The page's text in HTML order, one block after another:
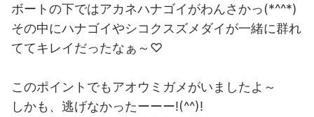
ボートの下ではアカネハナゴイがわんさかっ(*^^*)
その中にハナゴイやシコクスズメダイが一緒に群れ
ててキレイだったなぁ～♡
このポイントでもアオウミガメがいましたよ～
しかも、逃げなかったーーー!(^^)!